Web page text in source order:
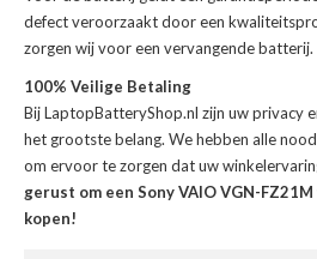
defect veroorzaakt door een
zorgen wij voor een vervangende batterij.
100% Veilige Betaling
Bij LaptopBatteryShop.nl zijn uw privacy
het grootste belang. We hebben alle
om ervoor te zorgen dat uw
gerust om een Sony VAIO VGN-
kopen!